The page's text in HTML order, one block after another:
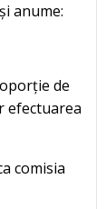
anume:
de
efectuarea
comisia